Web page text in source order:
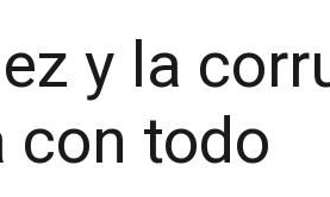
y la
con todo